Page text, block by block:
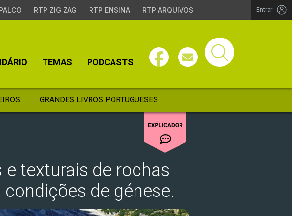
RTP ZIG ZAG RTP ENSINA RTP ARQUIVOS Entrar
TEMAS PODCASTS
GRANDES LIVROS PORTUGUESES
texturais de rochas
de génese.